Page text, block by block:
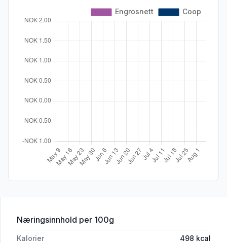
Næringsinnhold for 'Den Lille Nøttefabrikken
per 100g
Kalorier 498 kcal